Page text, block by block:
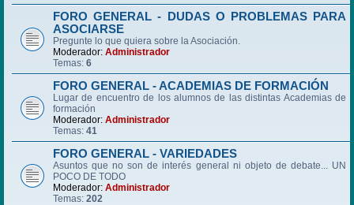
FORO GENERAL - DUDAS O PROBLEMAS PARA
ASOCIARSE
Pregunte lo que quiera sobre la Asociación.
Moderador: Administrador
Temas: 6
FORO GENERAL - ACADEMIAS DE FORMACIÓN
Lugar de encuentro de los alumnos de las distintas Academias de
formación
Moderador: Administrador
Temas: 41
FORO GENERAL - VARIEDADES
Asuntos que no son de interés general ni objeto de debate... UN
POCO DE TODO
Moderador: Administrador
Temas: 202